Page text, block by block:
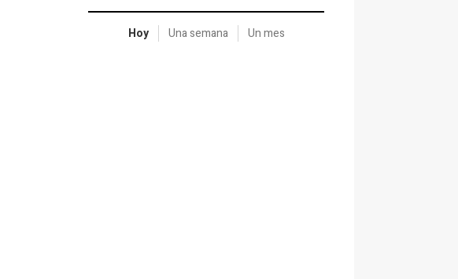
Hoy Una semana Un mes